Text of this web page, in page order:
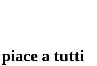
a tutti